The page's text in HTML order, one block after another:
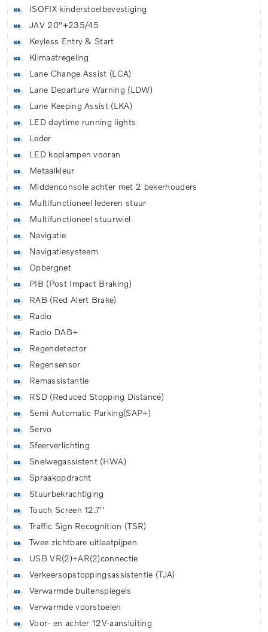
ISOFIX kinderstoelbevestiging
JAV 20''+235/45
Keyless Entry & Start
Klimaatregeling
Lane Change Assist (LCA)
Lane Departure Warning (LDW)
Lane Keeping Assist (LKA)
LED daytime running lights
Leder
LED koplampen vooran
Metaalkleur
Middenconsole achter met 2 bekerhouders
Multifunctioneel lederen stuur
Multifunctioneel stuurwiel
Navigatie
Navigatiesysteem
Opbergnet
PIB (Post Impact Braking)
RAB (Red Alert Brake)
Radio
Radio DAB+
Regendetector
Regensensor
Remassistantie
RSD (Reduced Stopping Distance)
Semi Automatic Parking(SAP+)
Servo
Sfeerverlichting
Snelwegassistent (HWA)
Spraakopdracht
Stuurbekrachtiging
Touch Screen 12.7''
Traffic Sign Recognition (TSR)
Twee zichtbare uitlaatpijpen
USB VR(2)+AR(2)connectie
Verkeersopstoppingsassistentie (TJA)
Verwarmde buitenspiegels
Verwarmde voorstoelen
Voor- en achter 12V-aansluiting